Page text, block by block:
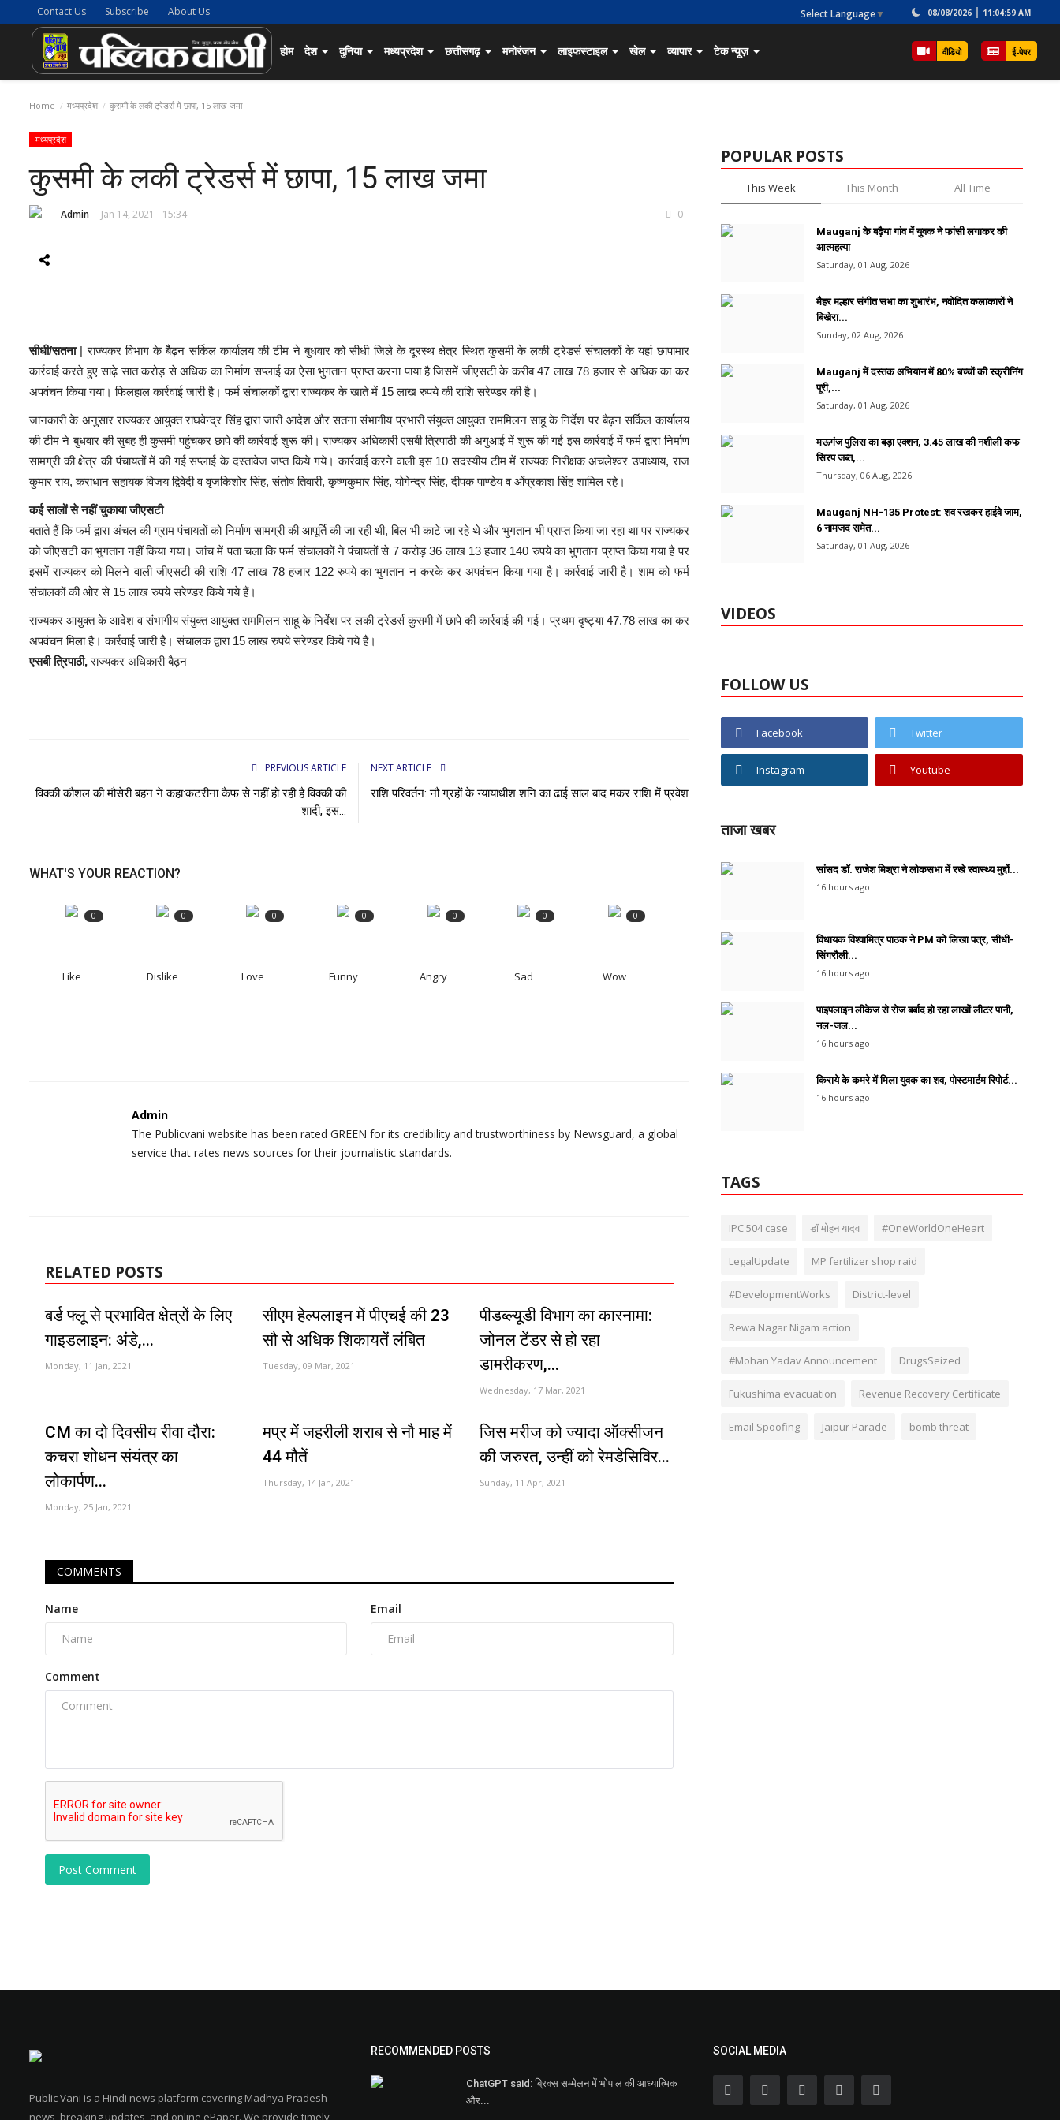
Contact Us Subscribe About Us Select Language▼ 08/08/2026 11:04:59 AM
होम देश दुनिया मध्यप्रदेश छत्तीसगढ़ मनोरंजन लाइफस्टाइल खेल व्यापार टेक न्यूज़ वीडियो ई-पेपर
Home मध्यप्रदेश कुसमी के लकी ट्रेडर्स में छापा, 15 लाख जमा
मध्यप्रदेश
कुसमी के लकी ट्रेडर्स में छापा, 15 लाख जमा
Admin Jan 14, 2021 - 15:34 0
सीधी/सतना| राज्यकर विभाग के बैैढ़न सर्किल कार्यालय की टीम ने बुधवार को सीधी जिले के दूरस्थ क्षेत्र स्थित कुसमी के लकी ट्रेडर्स संचालकों के यहां छापामार
कार्रवाई करते हुए साढ़े सात करोड़ से अधिक का निर्माण सप्लाई का ऐसा भुगतान प्राप्त करना पाया है जिसमें जीएसटी के करीब 47 लाख 78 हजार से अधिक का कर
अपवंचन किया गया। फिलहाल कार्रवाई जारी है। फर्म संचालकों द्वारा राज्यकर के खाते में 15 लाख रुपये की राशि सरेण्डर की है।
जानकारी के अनुसार राज्यकर आयुक्त राघवेन्द्र सिंह द्वारा जारी आदेश और सतना संभागीय प्रभारी संयुक्त आयुक्त राममिलन साहू के निर्देश पर बैढ़न सर्किल कार्यालय
की टीम ने बुधवार की सुबह ही कुसमी पहुंचकर छापे की कार्रवाई शुरू की। राज्यकर अधिकारी एसबी त्रिपाठी की अगुआई में शुरू की गई इस कार्रवाई में फर्म द्वारा निर्माण
सामग्री की क्षेत्र की पंचायतों में की गई सप्लाई के दस्तावेज जप्त किये गये। कार्रवाई करने वाली इस 10 सदस्यीय टीम में राज्यक निरीक्षक अचलेश्वर उपाध्याय, राज
कुमार राय, कराधान सहायक विजय द्विवेदी व वृजकिशोर सिंह, संतोष तिवारी, कृष्णकुमार सिंह, योगेन्द्र सिंह, दीपक पाण्डेय व ओंप्रकाश सिंह शामिल रहे।
कई सालों से नहीं चुकाया जीएसटी
बताते हैं कि फर्म द्वारा अंचल की ग्राम पंचायतों को निर्माण सामग्री की आपूर्ति की जा रही थी, बिल भी काटे जा रहे थे और भुगतान भी प्राप्त किया जा रहा था पर राज्यकर
को जीएसटी का भुगतान नहीं किया गया। जांच में पता चला कि फर्म संचालकों ने पंचायतों से 7 करोड़ 36 लाख 13 हजार 140 रुपये का भुगतान प्राप्त किया गया है पर
इसमें राज्यकर को मिलने वाली जीएसटी की राशि 47 लाख 78 हजार 122 रुपये का भुगतान न करके कर अपवंचन किया गया है। कार्रवाई जारी है। शाम को फर्म
संचालकों की ओर से 15 लाख रुपये सरेण्डर किये गये हैं।
राज्यकर आयुक्त के आदेश व संभागीय संयुक्त आयुक्त राममिलन साहू के निर्देश पर लकी ट्रेडर्स कुसमी में छापे की कार्रवाई की गई। प्रथम दृष्ट्या 47.78 लाख का कर
अपवंचन मिला है। कार्रवाई जारी है। संचालक द्वारा 15 लाख रुपये सरेण्डर किये गये हैं।
एसबी त्रिपाठी,राज्यकर अधिकारी बैढ़न
PREVIOUS ARTICLE
विक्की कौशल की मौसेरी बहन ने कहा:कटरीना कैफ से नहीं हो रही है विक्की की
शादी, इस...
NEXT ARTICLE
राशि परिवर्तन: नौ ग्रहों के न्यायाधीश शनि का ढाई साल बाद मकर राशि में प्रवेश
WHAT'S YOUR REACTION?
0
Like
0
Dislike
0
Love
0
Funny
0
Angry
0
Sad
0
Wow
Admin
The Publicvani website has been rated GREEN for its credibility and trustworthiness by Newsguard, a global
service that rates news sources for their journalistic standards.
RELATED POSTS
बर्ड फ्लू से प्रभावित क्षेत्रों के लिए
गाइडलाइन: अंडे,...
Monday, 11 Jan, 2021
सीएम हेल्पलाइन में पीएचई की 23
सौ से अधिक शिकायतें लंबित
Tuesday, 09 Mar, 2021
पीडब्ल्यूडी विभाग का कारनामा:
जोनल टेंडर से हो रहा
डामरीकरण,...
Wednesday, 17 Mar, 2021
CM का दो दिवसीय रीवा दौरा:
कचरा शोधन संयंत्र का
लोकार्पण...
Monday, 25 Jan, 2021
मप्र में जहरीली शराब से नौ माह में
44 मौतें
Thursday, 14 Jan, 2021
जिस मरीज को ज्यादा ऑक्सीजन
की जरुरत, उन्हीं को रेमडेसिविर...
Sunday, 11 Apr, 2021
COMMENTS
Name Email
Comment
Post Comment
POPULAR POSTS
This Week This Month All Time
Mauganj के बढ़ैया गांव में युवक ने फांसी लगाकर की
आत्महत्या
Saturday, 01 Aug, 2026
मैहर मल्हार संगीत सभा का शुभारंभ, नवोदित कलाकारों ने
बिखेरा...
Sunday, 02 Aug, 2026
Mauganj में दस्तक अभियान में 80% बच्चों की स्क्रीनिंग
पूरी,...
Saturday, 01 Aug, 2026
मऊगंज पुलिस का बड़ा एक्शन, 3.45 लाख की नशीली कफ
सिरप जब्त,...
Thursday, 06 Aug, 2026
Mauganj NH-135 Protest: शव रखकर हाईवे जाम,
6 नामजद समेत...
Saturday, 01 Aug, 2026
VIDEOS
FOLLOW US
Facebook Twitter
Instagram Youtube
ताजा खबर
सांसद डॉ. राजेश मिश्रा ने लोकसभा में रखे स्वास्थ्य मुद्दों...
16 hours ago
विधायक विश्वामित्र पाठक ने PM को लिखा पत्र, सीधी-
सिंगरौली...
16 hours ago
पाइपलाइन लीकेज से रोज बर्बाद हो रहा लाखों लीटर पानी,
नल-जल...
16 hours ago
किराये के कमरे में मिला युवक का शव, पोस्टमार्टम रिपोर्ट...
16 hours ago
TAGS
IPC 504 case डॉ मोहन यादव #OneWorldOneHeart
LegalUpdate MP fertilizer shop raid
#DevelopmentWorks District-level
Rewa Nagar Nigam action
#Mohan Yadav Announcement DrugsSeized
Fukushima evacuation Revenue Recovery Certificate
Email Spoofing Jaipur Parade bomb threat
Public Vani is a Hindi news platform covering Madhya Pradesh
news, breaking updates, and online ePaper. We provide timely
RECOMMENDED POSTS
ChatGPT said: ब्रिक्स सम्मेलन में भोपाल की आध्यात्मिक
और...
SOCIAL MEDIA